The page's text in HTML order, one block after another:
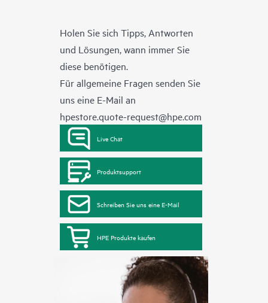
Holen Sie sich Tipps, Antworten
und Lösungen, wann immer Sie
diese benötigen.
Für allgemeine Fragen senden Sie
uns eine E-Mail an
hpestore.quote-request@hpe.com
Live Chat
Produktsupport
Schreiben Sie uns eine E-Mail
HPE Produkte kaufen